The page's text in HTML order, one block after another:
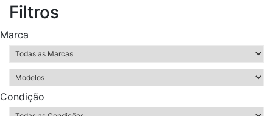
Filtros
Marca
Condição